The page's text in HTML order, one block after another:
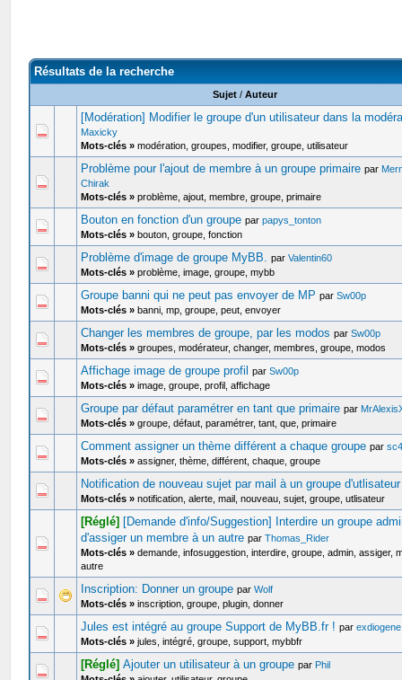
Résultats de la recherche
Sujet / Auteur
[Modération] Modifier le groupe d'un utilisateur dans la
Maxicky
Mots-clés »modération, groupes, modifier, groupe, utilisateur
Problème pour l'ajout de membre à un groupe primaire par
Chirak
Mots-clés »problème, ajout, membre, groupe, primaire
Bouton en fonction d'un groupe parpapys_tonton
Mots-clés »bouton, groupe, fonction
Problème d'image de groupe MyBB. parValentin60
Mots-clés »problème, image, groupe, mybb
Groupe banni qui ne peut pas envoyer de MP parSw00p
Mots-clés »banni, mp, groupe, peut, envoyer
Changer les membres de groupe, par les modos parSw00p
Mots-clés »groupes, modérateur, changer, membres, groupe, modos
Affichage image de groupe profil parSw00p
Mots-clés »image, groupe, profil, affichage
Groupe par défaut paramétrer en tant que primaire par
Mots-clés »groupe, défaut, paramétrer, tant, que, primaire
Comment assigner un thème différent a chaque groupe par
Mots-clés »assigner, thème, différent, chaque, groupe
Notification de nouveau sujet par mail à un groupe d'utlisateur
Mots-clés »notification, alerte, mail, nouveau, sujet, groupe, utlisateur
[Réglé] [Demande d'info/Suggestion] Interdire un groupe
d'assiger un membre à un autre parThomas_Rider
Mots-clés »demande, infosuggestion, interdire, groupe, admin, assiger,
autre
Inscription: Donner un groupe parWolf
Mots-clés »inscription, groupe, plugin, donner
Jules est intégré au groupe Support de MyBB.fr ! parexdiogene
Mots-clés »jules, intégré, groupe, support, mybbfr
[Réglé] Ajouter un utilisateur à un groupe par Phil